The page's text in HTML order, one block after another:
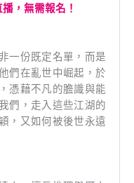
，無需報名！
一份既定名單，而是
們在亂世中崛起，於
憑藉不凡的膽識與能
們，走入這些江湖的
，又如何被後世永遠